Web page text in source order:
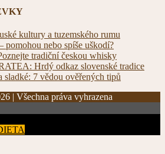
kultury a tuzemského rumu
pomohou nebo spíše uškodí?
tradiční českou whisky
Hrdý odkaz slovenské tradice
sladké: 7 vědou ověřených tipů
| Všechna práva vyhrazena